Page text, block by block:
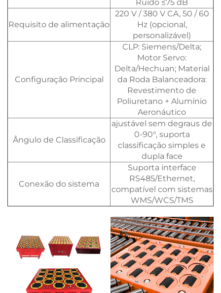
Ruído ≤75 dB
Requisito de alimentação
220 V / 380 V CA, 50 / 60
Hz (opcional,
personalizável)
Configuração Principal
CLP: Siemens/Delta;
Motor Servo:
Delta/Hechuan; Material
da Roda Balanceadora:
Revestimento de
Poliuretano + Alumínio
Aeronáutico
Ângulo de Classificação
ajustável sem degraus de
0-90°, suporta
classificação simples e
dupla face
Conexão do sistema
Suporta interface
RS485/Ethernet,
compatível com sistemas
WMS/WCS/TMS